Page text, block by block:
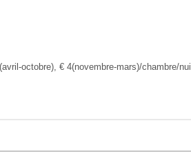
octobre), € 4(novembre-mars)/chambre/